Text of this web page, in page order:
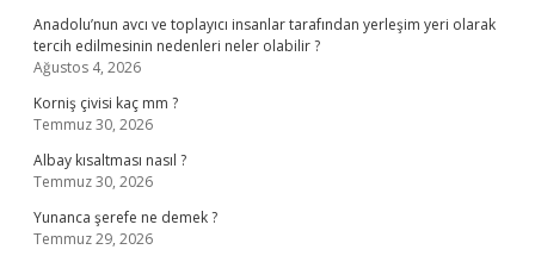
Anadolu’nun avcı ve toplayıcı insanlar tarafından yerleşim yeri olarak
tercih edilmesinin nedenleri neler olabilir ?
Ağustos 4, 2026
Korniş çivisi kaç mm ?
Temmuz 30, 2026
Albay kısaltması nasıl ?
Temmuz 30, 2026
Yunanca şerefe ne demek ?
Temmuz 29, 2026